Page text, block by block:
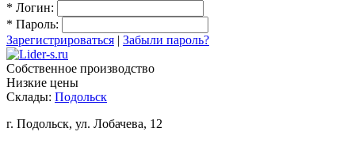
* Логин:
* Пароль:
Зарегистрироваться | Забыли пароль?
Собственное производство
Низкие цены
Склады: Подольск
г. Подольск, ул. Лобачева, 12